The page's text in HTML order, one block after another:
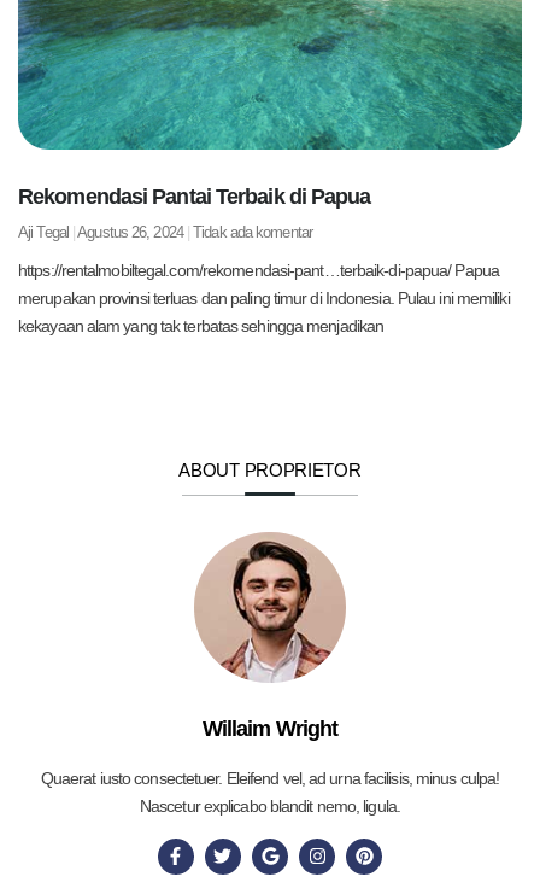
Rekomendasi Pantai Terbaik di Papua
Aji Tegal Agustus 26, 2024 Tidak ada komentar
https://rentalmobiltegal.com/rekomendasi-pant…terbaik-di-papua/ Papua
merupakan provinsi terluas dan paling timur di Indonesia. Pulau ini memiliki
kekayaan alam yang tak terbatas sehingga menjadikan
ABOUT PROPRIETOR
Willaim Wright
Quaerat iusto consectetuer. Eleifend vel, ad urna facilisis, minus culpa!
Nascetur explicabo blandit nemo, ligula.